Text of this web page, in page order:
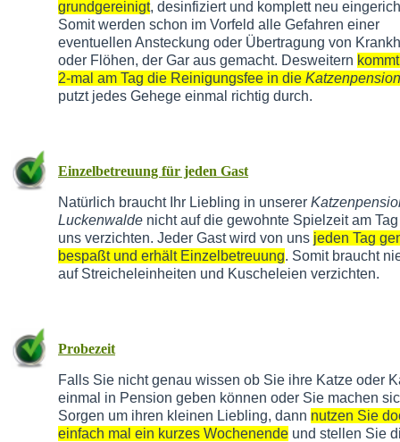
grundgereinigt, desinfiziert und komplett neu
Somit werden schon im Vorfeld alle Gefahren einer
eventuellen Ansteckung oder Übertragung von
oder Flöhen, der Gar aus gemacht. Desweitern
2-mal am Tag die Reinigungsfee in die Katzenpension
putzt jedes Gehege einmal richtig durch.
Einzelbetreuung für jeden Gast
Natürlich braucht Ihr Liebling in unserer
Luckenwalde nicht auf die gewohnte Spielzeit am
uns verzichten. Jeder Gast wird von uns jeden Tag
bespaßt und erhält Einzelbetreuung. Somit braucht
auf Streicheleinheiten und Kuscheleien verzichten.
Probezeit
Falls Sie nicht genau wissen ob Sie ihre Katze oder
einmal in Pension geben können oder Sie machen
Sorgen um ihren kleinen Liebling, dann nutzen Sie
einfach mal ein kurzes Wochenende und stellen Sie